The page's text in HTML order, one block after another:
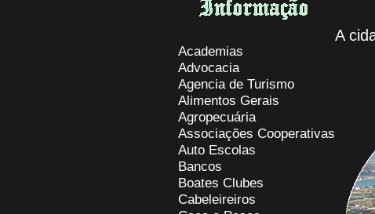
Academias
Advocacia
Agencia de Turismo
Alimentos Gerais
Agropecuária
Associações Cooperativas
Auto Escolas
Bancos
Boates Clubes
Cabeleireiros
A